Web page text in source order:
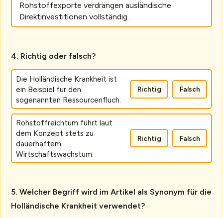
Rohstoffexporte verdrängen ausländische
Direktinvestitionen vollständig.
Richtig oder falsch?
Die Holländische Krankheit ist
ein Beispiel für den
sogenannten Ressourcenfluch.
Richtig Falsch
Rohstoffreichtum führt laut
dem Konzept stets zu
dauerhaftem
Wirtschaftswachstum.
Richtig Falsch
Welcher Begriff wird im Artikel als Synonym für die
Holländische Krankheit verwendet?